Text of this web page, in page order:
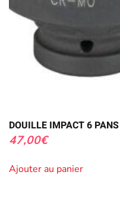
DOUILLE IMPACT 6
47,00€
Ajouter au panier